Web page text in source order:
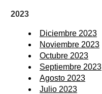
2023
Diciembre 2023
Noviembre 2023
Octubre 2023
Septiembre 2023
Agosto 2023
Julio 2023